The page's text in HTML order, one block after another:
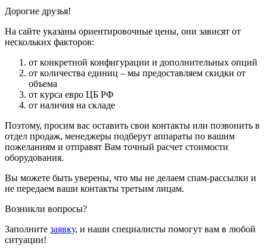
Дорогие друзья!
На сайте указаны ориентировочные цены, они зависят от
нескольких факторов:
от конкретной конфигурации и дополнительных опций
от количества единиц – мы предоставляем скидки от
объема
от курса евро ЦБ РФ
от наличия на складе
Поэтому, просим вас оставить свои контакты или позвонить в
отдел продаж, менеджеры подберут аппараты по вашим
пожеланиям и отправят Вам точный расчет стоимости
оборудования.
Вы можете быть уверены, что мы не делаем спам-рассылки и
не передаем ваши контакты третьим лицам.
Возникли вопросы?
Заполните заявку, и наши специалисты помогут вам в любой
ситуации!